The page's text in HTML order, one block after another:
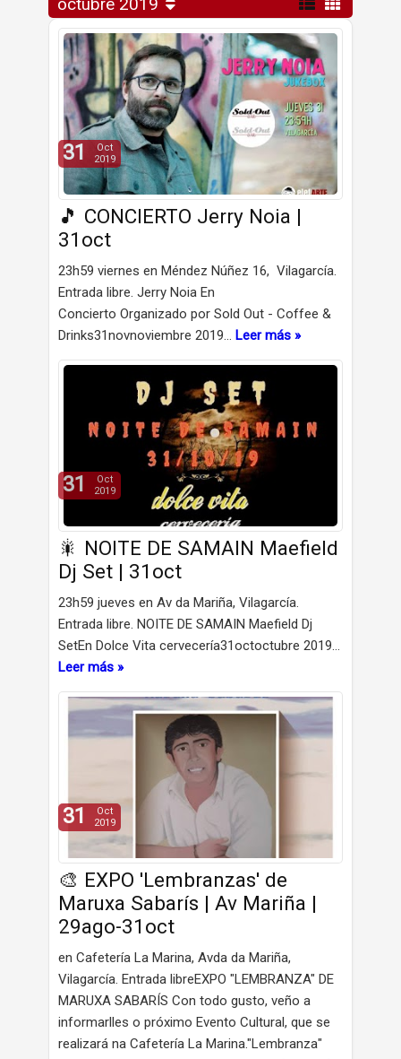
octubre 2019
🎵 CONCIERTO Jerry Noia |
31oct
23h59 viernes en Méndez Núñez 16, Vilagarcía.
Entrada libre. Jerry Noia En
Concierto Organizado por Sold Out - Coffee &
Drinks31novnoviembre 2019… Leer más »
31
Oct
2019
🎇 NOITE DE SAMAIN Maefield
Dj Set | 31oct
23h59 jueves en Av da Mariña, Vilagarcía.
Entrada libre. NOITE DE SAMAIN Maefield Dj
SetEn Dolce Vita cervecería31octoctubre 2019…
Leer más »
31
Oct
2019
🎨 EXPO 'Lembranzas' de
Maruxa Sabarís | Av Mariña |
29ago-31oct
en Cafetería La Marina, Avda da Mariña,
Vilagarcía. Entrada libreEXPO "LEMBRANZA" DE
MARUXA SABARÍS Con todo gusto, veño a
informarlles o próximo Evento Cultural, que se
realizará na Cafetería La Marina."Lembranza"
31
Oct
2019